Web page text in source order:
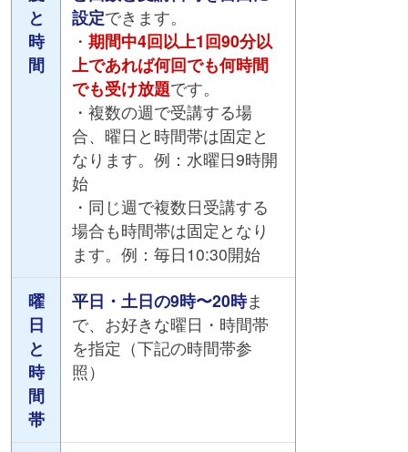
と
時
間
設定できます。
・ 期間中4回以上1回90分以
上であれば何回でも何時間
でも受け放題です。
・複数の週で受講する場
合、曜日と時間帯は固定と
なります。例：水曜日9時開
始
・同じ週で複数日受講する
場合も時間帯は固定となり
ます。例：毎日10:30開始
曜
日
と
時
間
帯
平日・土日の9時〜20時ま
で、お好きな曜日・時間帯
を指定（下記の時間帯参
照）